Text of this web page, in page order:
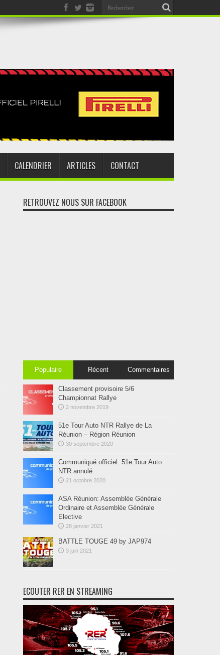
CALENDRIER ARTICLES CONTACT
RETROUVEZ NOUS SUR FACEBOOK
Populaire Récent Commentaires
Classement provisoire 5/6
Championnat Rallye
2 novembre 2019
51e Tour Auto NTR Rallye de La
Réunion – Région Réunion
30 septembre 2020
Communiqué officiel: 51e Tour Auto
NTR annulé
21 octobre 2020
ASA Réunion: Assemblée Générale
Ordinaire et Assemblée Générale
Elective
28 janvier 2021
BATTLE TOUGE 49 by JAP974
3 juin 2021
ECOUTER RER EN STREAMING